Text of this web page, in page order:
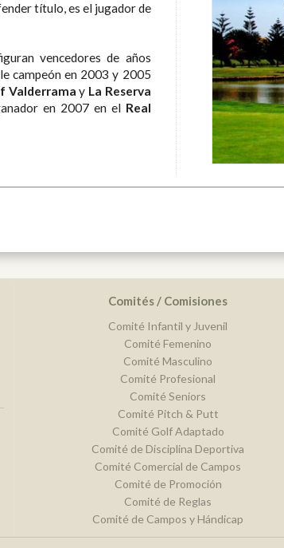
título, es el jugador de
vencedores de años
campeón en 2003 y 2005
Valderrama y La Reserva
en 2007 en el Real
Comités / Comisiones
Comité Infantil y Juvenil
Comité Femenino
Comité Masculino
Comité Profesional
Comité Seniors
Comité Pitch & Putt
Comité Golf Adaptado
Comité de Disciplina Deportiva
Comité Comercial de Campos
Comité de Promoción
Comité de Reglas
Comité de Campos y Hándicap